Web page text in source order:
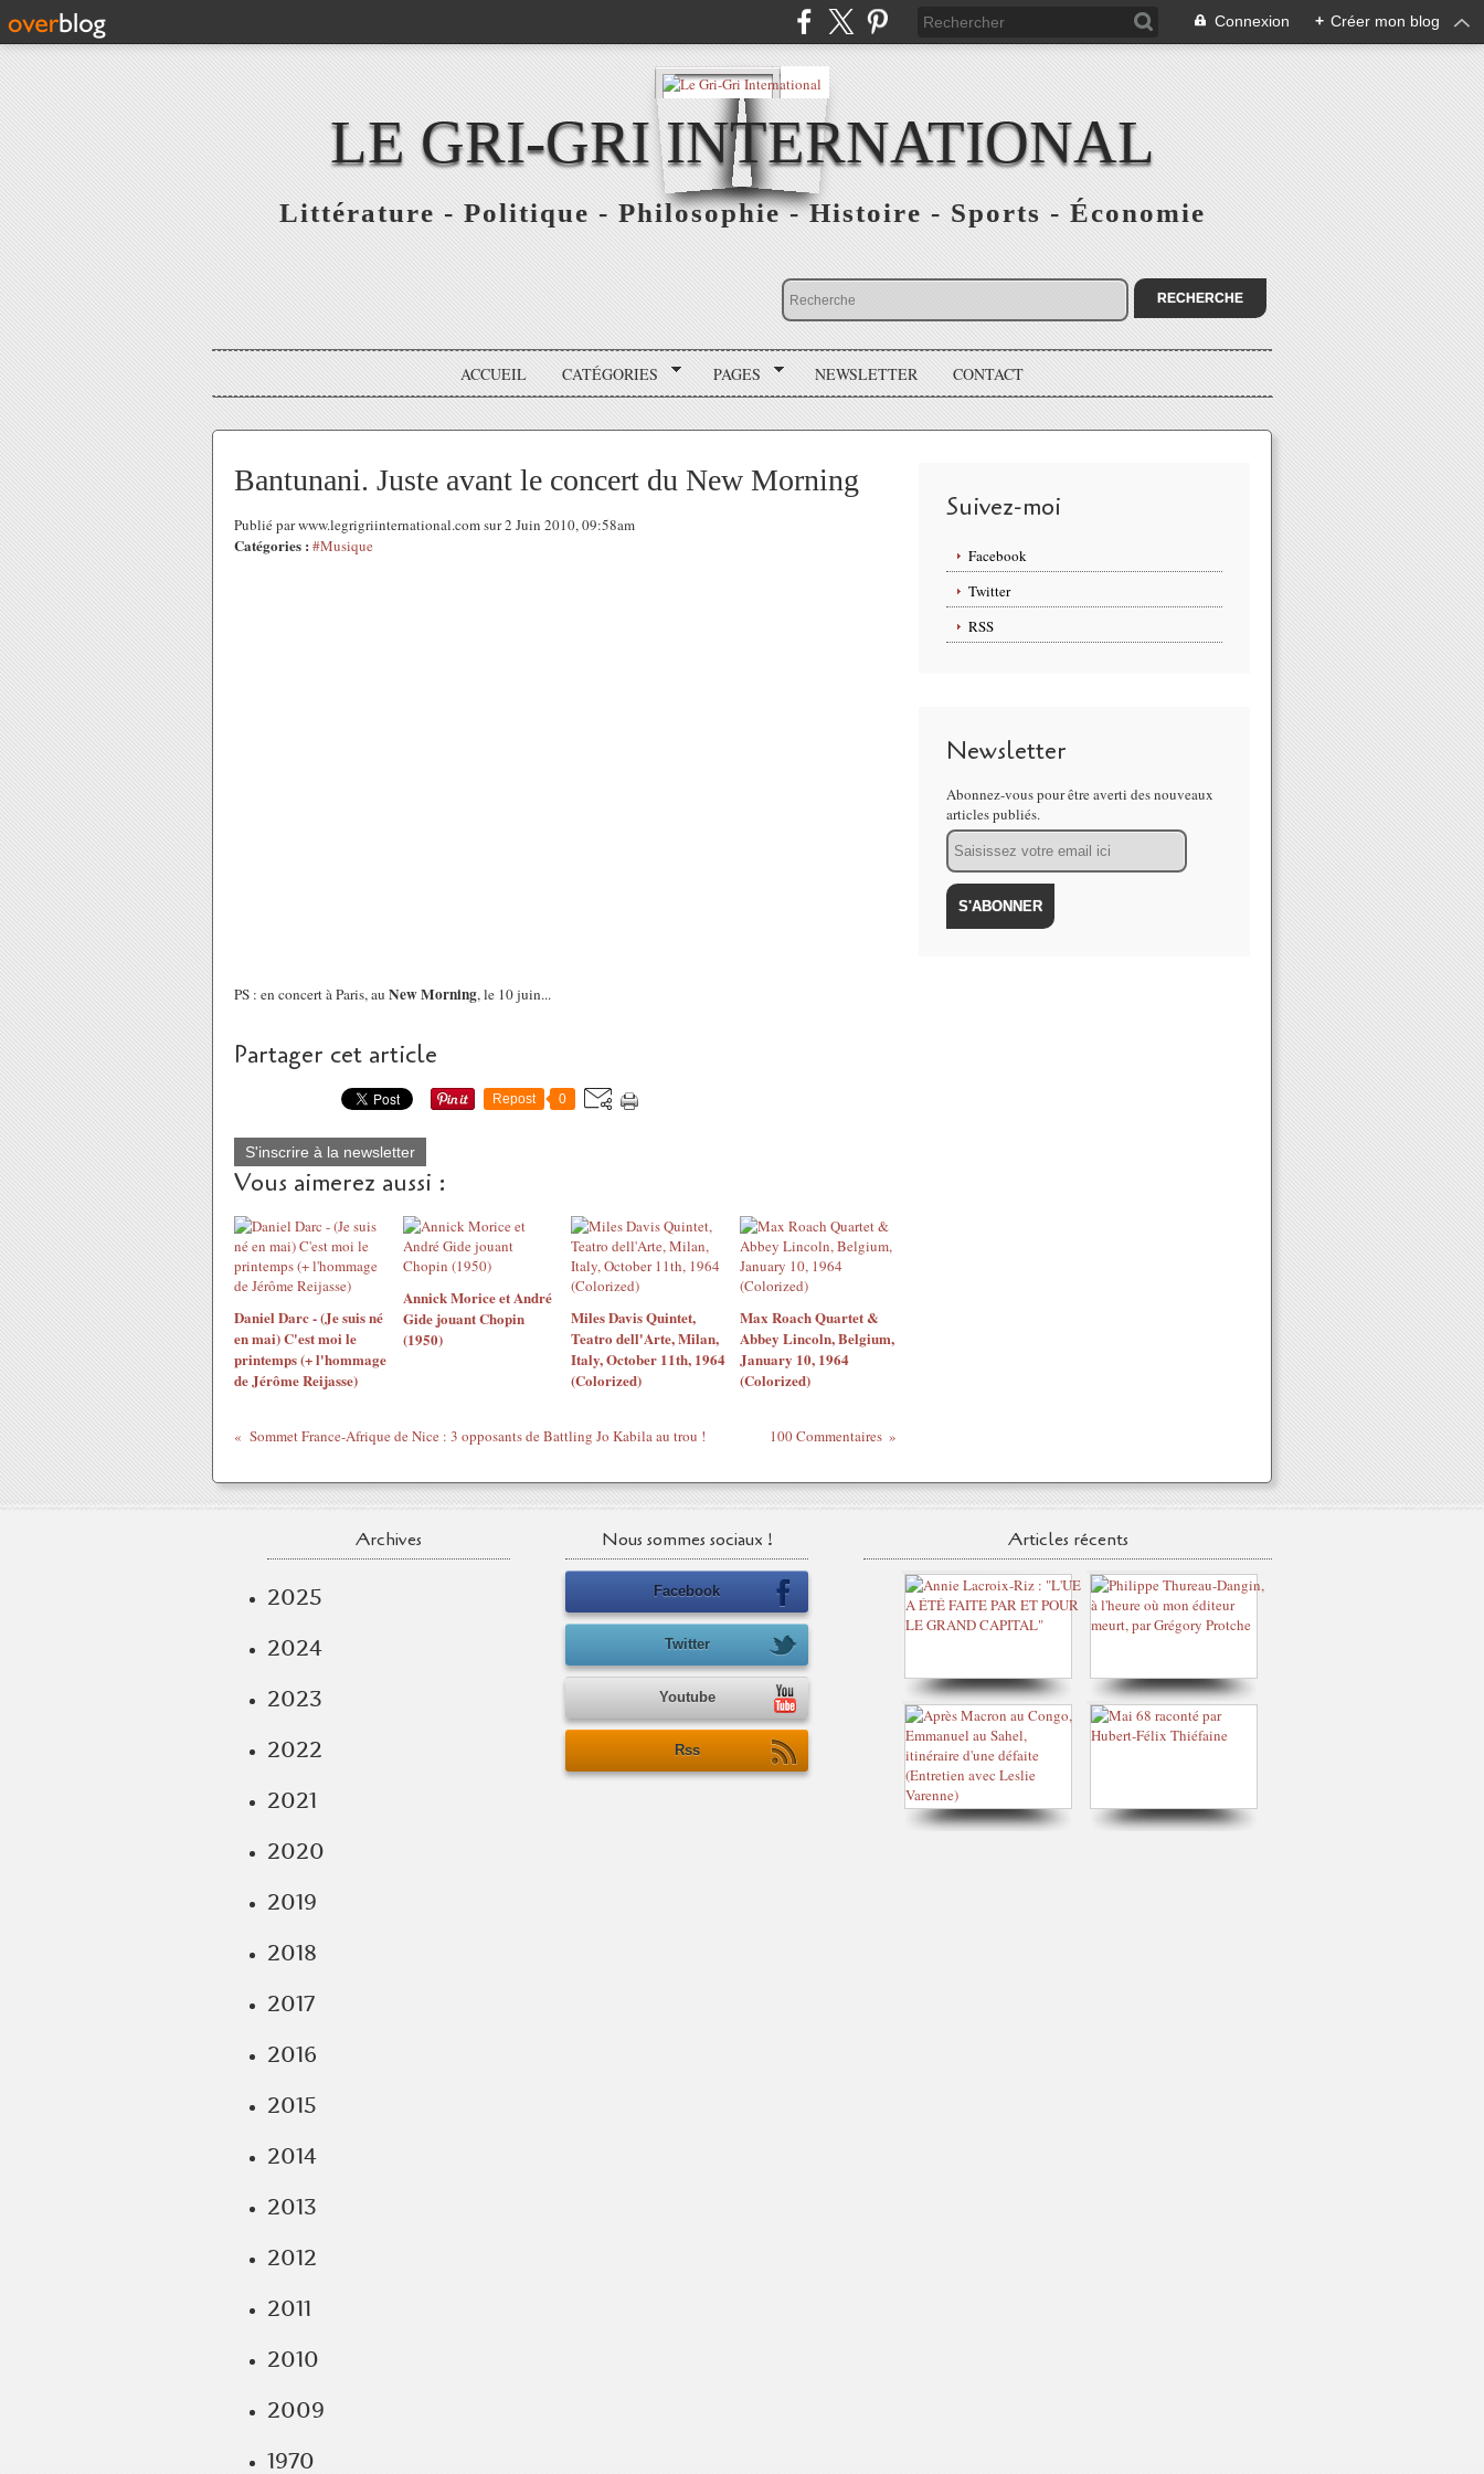
Connexion + Créer mon blog
LE GRI-GRI INTERNATIONAL
Littérature - Politique - Philosophie - Histoire - Sports - Économie
ACCUEIL CATÉGORIES PAGES NEWSLETTER CONTACT
Bantunani. Juste avant le concert du New Morning
Publié par www.legrigriinternational.com sur 2 Juin 2010, 09:58am
Catégories : #Musique
PS : en concert à Paris, au New Morning, le 10 juin...
Partager cet article
Repost 0
S'inscrire à la newsletter
Vous aimerez aussi :
Daniel Darc - (Je suis né
en mai) C'est moi le
printemps (+ l'hommage
de Jérôme Reijasse)
Annick Morice et André
Gide jouant Chopin
(1950)
Miles Davis Quintet,
Teatro dell'Arte, Milan,
Italy, October 11th, 1964
(Colorized)
Max Roach Quartet &
Abbey Lincoln, Belgium,
January 10, 1964
(Colorized)
Sommet France-Afrique de Nice : 3 opposants de Battling Jo Kabila au trou ! 100 Commentaires
Suivez-moi
Facebook
Twitter
RSS
Newsletter
Abonnez-vous pour être averti des nouveaux
articles publiés.
Email
Archives
2025
2024
2023
2022
2021
2020
2019
2018
2017
2016
2015
2014
2013
2012
2011
2010
2009
1970
Nous sommes sociaux !
Facebook
Twitter
Youtube
Rss
Articles récents